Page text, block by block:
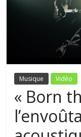
Musique Vidéo
« Born